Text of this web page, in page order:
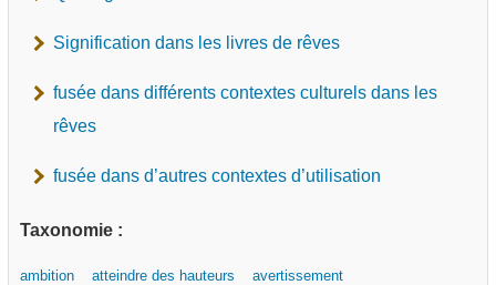
Signification dans les livres de rêves
fusée dans différents contextes culturels dans les
rêves
fusée dans d’autres contextes d’utilisation
Taxonomie :
ambition atteindre des hauteurs
avertissement